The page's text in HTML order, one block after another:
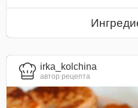
irka_kolchina
автор рецепта